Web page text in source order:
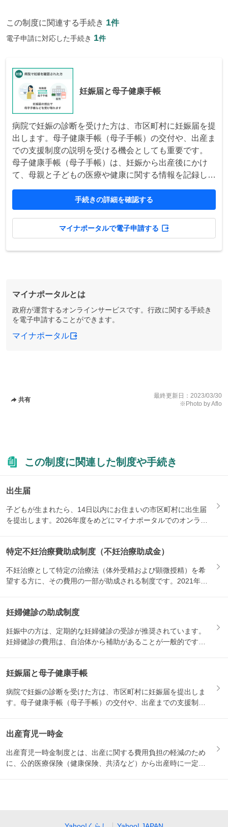
この制度に関連する手続き 1件
電子申請に対応した手続き 1件
妊娠届と母子健康手帳
病院で妊娠の診断を受けた方は、市区町村に妊娠届を提
出します。母子健康手帳（母子手帳）の交付や、出産ま
での支援制度の説明を受ける機会としても重要です。
母子健康手帳（母子手帳）は、妊娠から出産後にかけ
て、母親と子どもの医療や健康に関する情報を記録し
手続きの詳細を確認する
マイナポータルで電子申請する
マイナポータルとは
政府が運営するオンラインサービスです。行政に関する手続き
を電子申請することができます。
マイナポータル
共有
最終更新日： 2023/03/30
※Photo by Aflo
この制度に関連した制度や手続き
出生届
子どもが生まれたら、14日以内にお住まいの市区町村に出生届
を提出します。2026年度をめどにマイナポータルでのオンライ
特定不妊治療費助成制度（不妊治療助成金）
不妊治療として特定の治療法（体外受精および顕微授精）を希
望する方に、その費用の一部が助成される制度です。2021年1
妊婦健診の助成制度
妊娠中の方は、定期的な妊婦健診の受診が推奨されています。
妊婦健診の費用は、自治体から補助があることが一般的です。
妊娠届と母子健康手帳
病院で妊娠の診断を受けた方は、市区町村に妊娠届を提出しま
す。母子健康手帳（母子手帳）の交付や、出産までの支援制度
出産育児一時金
出産育児一時金制度とは、出産に関する費用負担の軽減のため
に、公的医療保険（健康保険、共済など）から出産時に一定の